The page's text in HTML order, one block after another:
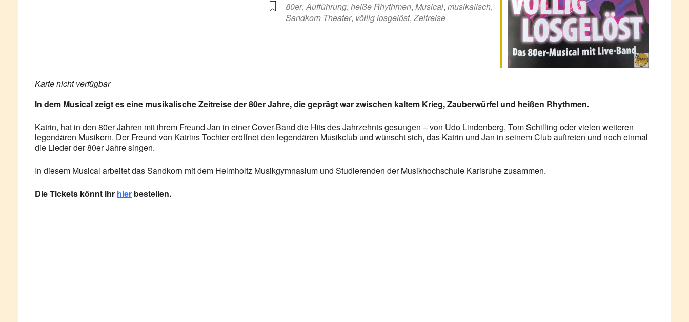
80er,Aufführung, heiße Rhythmen, Musical, musikalisch,
Sandkorn Theater, völlig losgelöst,Zeitreise
Karte nicht verfügbar
In dem Musical zeigt es eine musikalische Zeitreise der 80er Jahre, die geprägt war zwischen kaltem Krieg, Zauberwürfel und heißen Rhythmen.
Katrin, hat in den 80er Jahren mit ihrem Freund Jan in einer Cover-Band die Hits des Jahrzehnts gesungen – von Udo Lindenberg, Tom Schilling oder vielen weiteren
legendären Musikern. Der Freund von Katrins Tochter eröffnet den legendären Musikclub und wünscht sich, das Katrin und Jan in seinem Club auftreten und noch einmal
die Lieder der 80er Jahre singen.
In diesem Musical arbeitet das Sandkorn mit dem Helmholtz Musikgymnasium und Studierenden der Musikhochschule Karlsruhe zusammen.
Die Tickets könnt ihr hier bestellen.